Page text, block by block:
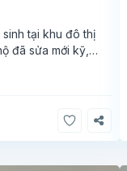
sinh tại khu đô thị
đã sửa mới kỹ,
gian thoáng